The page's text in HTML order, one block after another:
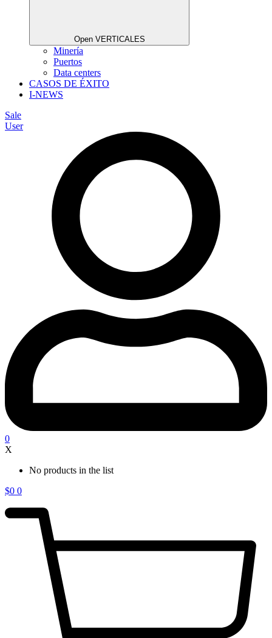
Open VERTICALES
Minería
Puertos
Data centers
CASOS DE ÉXITO
I-NEWS
Sale
User
0
X
No products in the list
$0 0